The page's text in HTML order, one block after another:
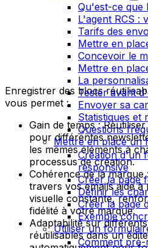
Qu'est-ce que
L'agent RCS :
Tarifs des
Mettre en
Concevoir le
Mettre en
La
Tester avant
Envoyer sa
Statistiques et
Questions
Mettre en place un
Création d'un
responsive
Créer la page
Définir les
Créer la page
Exemple
Utiliser un
Comment
Enregistrer des blocs
vous permet :
Gain de temps :
pour différentes
les mêmes éléments à
processus de création.
Cohérence de la marque
travers vos emails aide à
visuelle constante,
fidélité à votre marque.
Adaptabilité sur
réutilisables dans un